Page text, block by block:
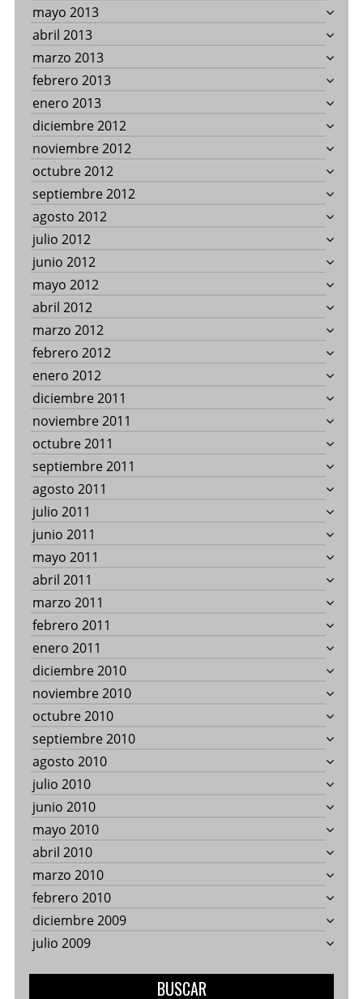
mayo 2013
abril 2013
marzo 2013
febrero 2013
enero 2013
diciembre 2012
noviembre 2012
octubre 2012
septiembre 2012
agosto 2012
julio 2012
junio 2012
mayo 2012
abril 2012
marzo 2012
febrero 2012
enero 2012
diciembre 2011
noviembre 2011
octubre 2011
septiembre 2011
agosto 2011
julio 2011
junio 2011
mayo 2011
abril 2011
marzo 2011
febrero 2011
enero 2011
diciembre 2010
noviembre 2010
octubre 2010
septiembre 2010
agosto 2010
julio 2010
junio 2010
mayo 2010
abril 2010
marzo 2010
febrero 2010
diciembre 2009
julio 2009
BUSCAR